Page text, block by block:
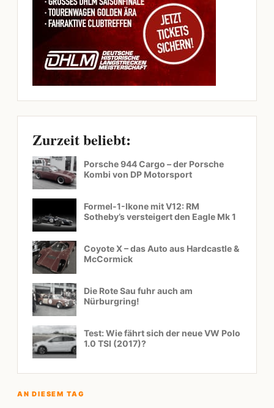
Zurzeit beliebt:
Porsche 944 Cargo – der Porsche
Kombi von DP Motorsport
Formel-1-Ikone mit V12: RM
Sotheby’s versteigert den Eagle Mk 1
Coyote X – das Auto aus Hardcastle &
McCormick
Die Rote Sau fuhr auch am
Nürburgring!
Test: Wie fährt sich der neue VW Polo
1.0 TSI (2017)?
AN DIESEM TAG